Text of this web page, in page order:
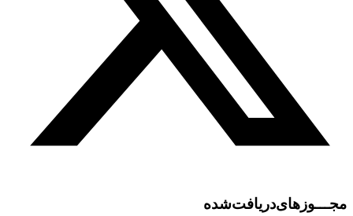
مجـــوز‌های‌دریافت‌شده